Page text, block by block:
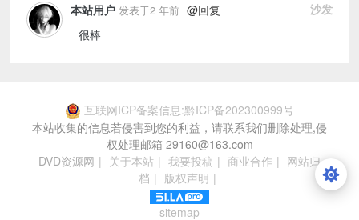
本站用户 沙发
发表于2 年前 @回复
很棒
互联网ICP备案信息:黔ICP备202300999号
本站收集的信息若侵害到您的利益，请联系我们删除处理,侵
权处理邮箱 29160@163.com
DVD资源网 | 关于本站 | 我要投稿 | 商业合作 | 网站归
档 | 版权声明 |
sitemap